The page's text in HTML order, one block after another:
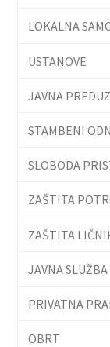
LOKALNA
USTANOVE
JAVNA
STAMBENI
SLOBODA
ZAŠTITA
ZAŠTITA
JAVNA SLUŽBA
PRIVATNA
OBRT